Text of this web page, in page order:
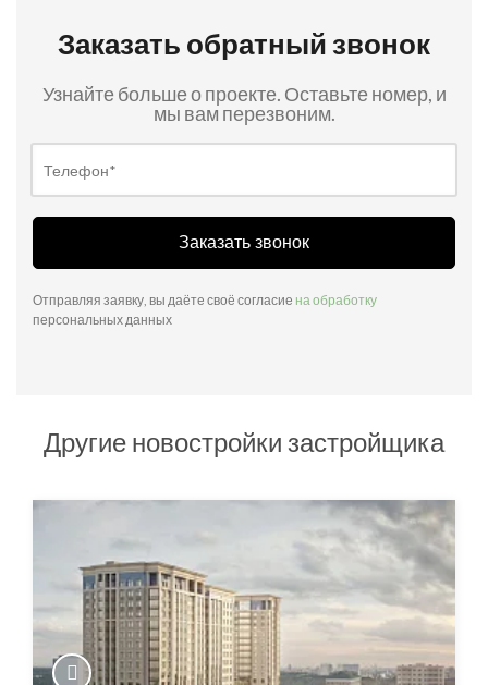
Заказать обратный звонок
Узнайте больше о проекте. Оставьте номер, и
мы вам перезвоним.
Заказать звонок
Отправляя заявку, вы даёте своё согласие на обработку
персональных данных
Другие новостройки застройщика